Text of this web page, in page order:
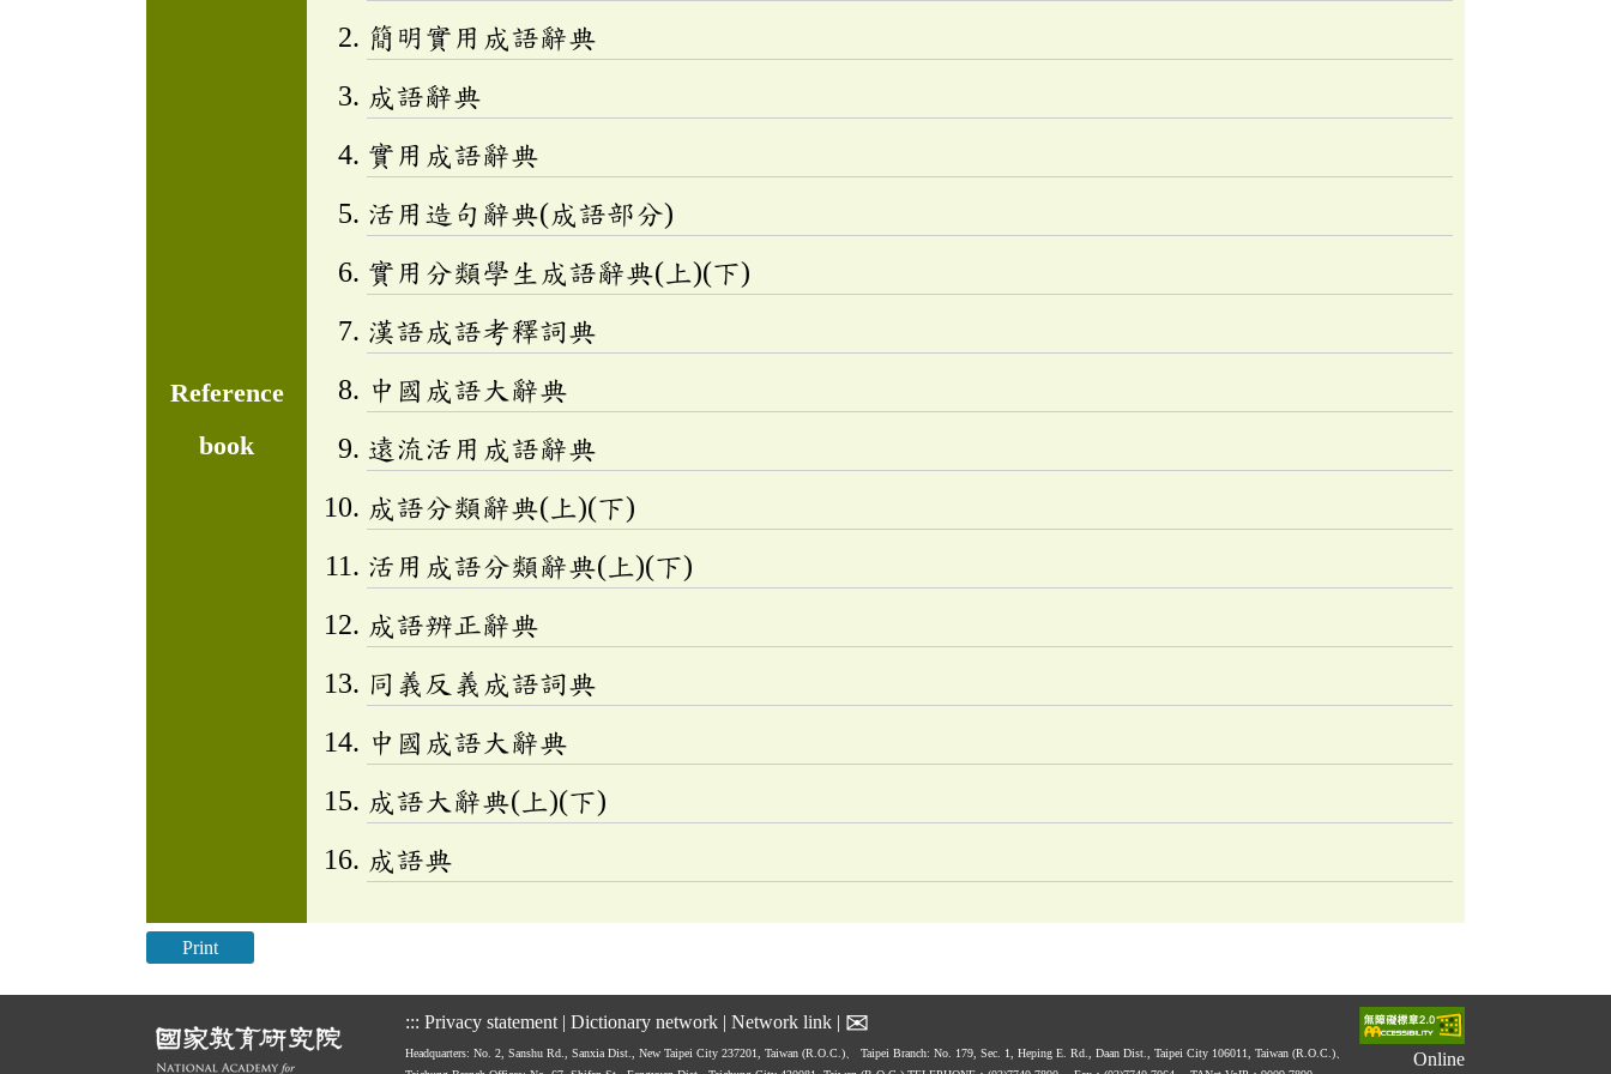
Reference
book
簡明實用成語辭典
成語辭典
實用成語辭典
活用造句辭典(成語部分)
實用分類學生成語辭典(上)(下)
漢語成語考釋詞典
中國成語大辭典
遠流活用成語辭典
成語分類辭典(上)(下)
活用成語分類辭典(上)(下)
成語辨正辭典
同義反義成語詞典
中國成語大辭典
成語大辭典(上)(下)
成語典
Print
::: Privacy statement | Dictionary network | Network link | ✉
Headquarters: No. 2, Sanshu Rd., Sanxia Dist., New Taipei City 237201, Taiwan (R.O.C.)、
Taipei Branch: No. 179, Sec. 1, Heping E. Rd., Daan Dist., Taipei City 106011, Taiwan (R.O.C.)、
Online